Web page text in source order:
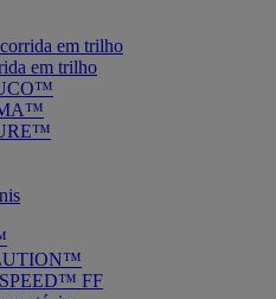
em trilho
em trilho
FF